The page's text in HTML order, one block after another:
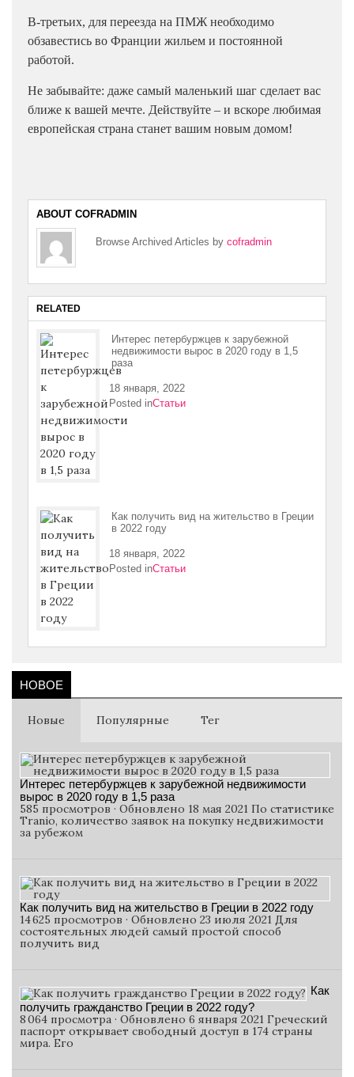
В-третьих, для переезда на ПМЖ необходимо
обзавестись во Франции жильем и постоянной
работой.
Не забывайте: даже самый маленький шаг сделает вас
ближе к вашей мечте. Действуйте – и вскоре любимая
европейская страна станет вашим новым домом!
ABOUT COFRADMIN
Browse Archived Articles by cofradmin
RELATED
Интерес петербуржцев к зарубежной
недвижимости вырос в 2020 году в 1,5
раза
18 января, 2022
Posted inСтатьи
Как получить вид на жительство в Греции
в 2022 году
18 января, 2022
Posted inСтатьи
НОВОЕ
Новые Популярные Тег
Интерес петербуржцев к зарубежной недвижимости
вырос в 2020 году в 1,5 раза
585 просмотров · Обновлено 18 мая 2021 По статистике
Tranio, количество заявок на покупку недвижимости
за рубежом
Как получить вид на жительство в Греции в 2022 году
14 625 просмотров · Обновлено 23 июля 2021 Для
состоятельных людей самый простой способ
получить вид
Как
получить гражданство Греции в 2022 году?
8 064 просмотра · Обновлено 6 января 2021 Греческий
паспорт открывает свободный доступ в 174 страны
мира. Его